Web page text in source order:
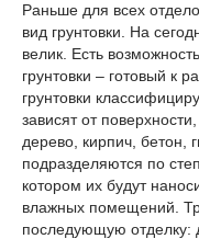
Раньше для всех
вид грунтовки. На
велик. Есть
грунтовки – готовый к
грунтовки
зависят от
дерево, кирпич, бетон,
подразделяются по
котором их будут
влажных помещений.
последующую отделку: